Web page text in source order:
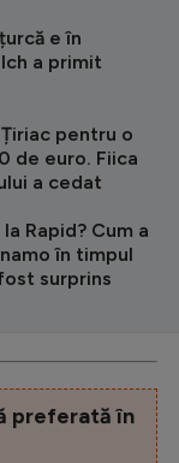
e în
a primit
pentru o
de euro. Fiica
a cedat
Rapid? Cum a
în timpul
surprins
preferată în